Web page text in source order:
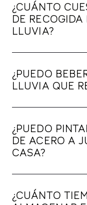
¿CUÁNTO
DE
LLUVIA?
¿PUEDO
LLUVIA QUE
¿PUEDO
DE ACERO A
CASA?
¿CUÁNTO